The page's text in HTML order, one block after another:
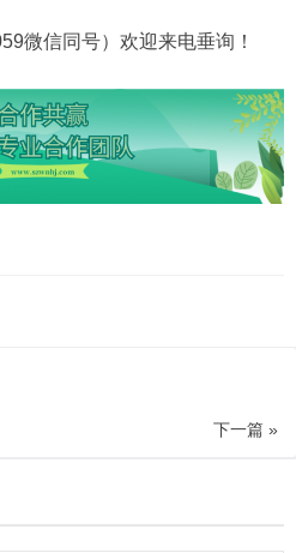
微信同号）欢迎来电垂询！
下一篇 »